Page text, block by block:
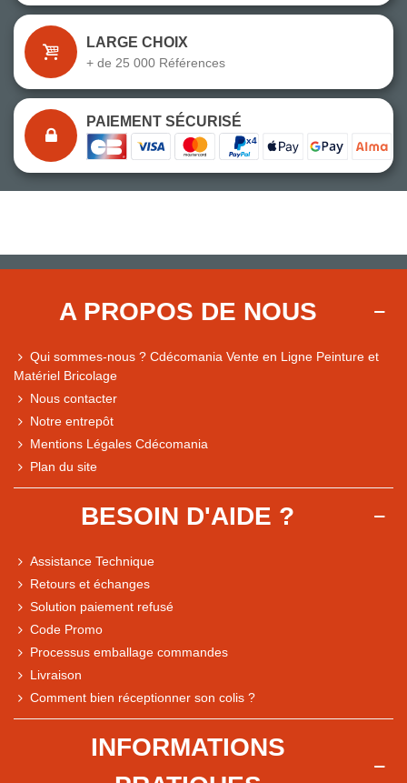
Comparaison des performances du magasin
LARGE CHOIX
+ de 25 000 Références
PAIEMENT SÉCURISÉ
A PROPOS DE NOUS
Qui sommes-nous ? Cdécomania Vente en Ligne Peinture et
Matériel Bricolage
Nous contacter
Notre entrepôt
Mentions Légales Cdécomania
Plan du site
BESOIN D'AIDE ?
Assistance Technique
Retours et échanges
Solution paiement refusé
Code Promo
Processus emballage commandes
Livraison
Comment bien réceptionner son colis ?
INFORMATIONS